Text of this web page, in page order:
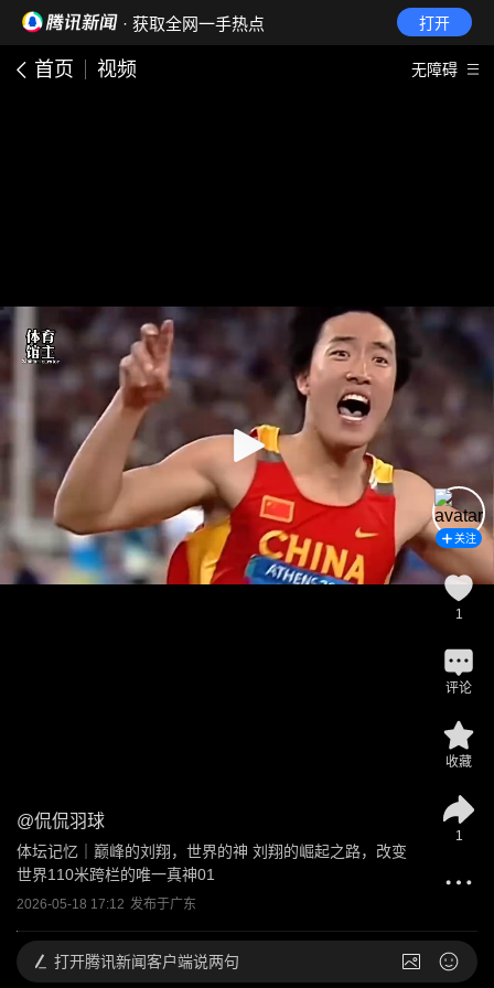
· 获取全网一手热点 打开
首页 视频 无障碍
@侃侃羽球
体坛记忆｜巅峰的刘翔，世界的神 刘翔的崛起之路，改变
世界110米跨栏的唯一真神01
2026-05-18 17:12 发布于广东
关注
1
评论
收藏
1
打开腾讯新闻客户端说两句